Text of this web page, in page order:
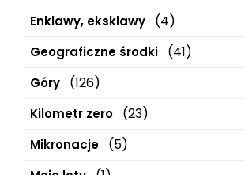
Enklawy, eksklawy (4)
Geograficzne środki (41)
Góry (126)
Kilometr zero (23)
Mikronacje (5)